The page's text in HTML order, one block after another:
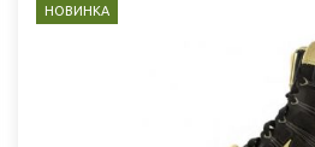
НОВИНКА